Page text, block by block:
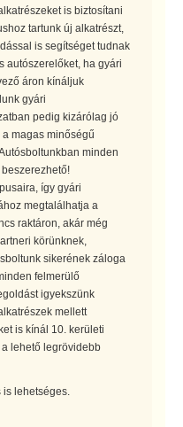
is biztosítani
tartunk új alkatrészt,
is segítséget tudnak
autószerelőket, ha gyári
áron kínáljuk
gyári
pedig kizárólag jó
magas minőségű
minden
így gyári
megtalálhatja a
raktáron, akár még
körünknek,
sikerének záloga
felmerülő
igyekszünk
mellett
is kínál 10. kerületi
lehető legrövidebb
is lehetséges.